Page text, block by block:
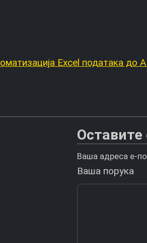
Excel података до
Оставите
Ваша адреса е-
Ваша порука